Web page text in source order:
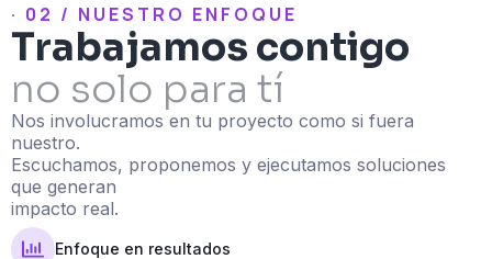
· 02 / NUESTRO ENFOQUE
Trabajamos contigo
no solo para tí
Nos involucramos en tu proyecto como si fuera
nuestro.
Escuchamos, proponemos y ejecutamos soluciones
que generan
impacto real.
Enfoque en resultados